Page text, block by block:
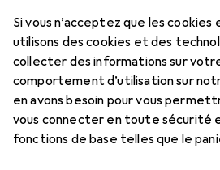
Si vous n’acceptez que les cookies
utilisons des cookies et des
collecter des informations sur
comportement d’utilisation sur
en avons besoin pour vous
vous connecter en toute sécurité
fonctions de base telles que le
Voir les
J'aime cette
En savoir plus sur Ferplast